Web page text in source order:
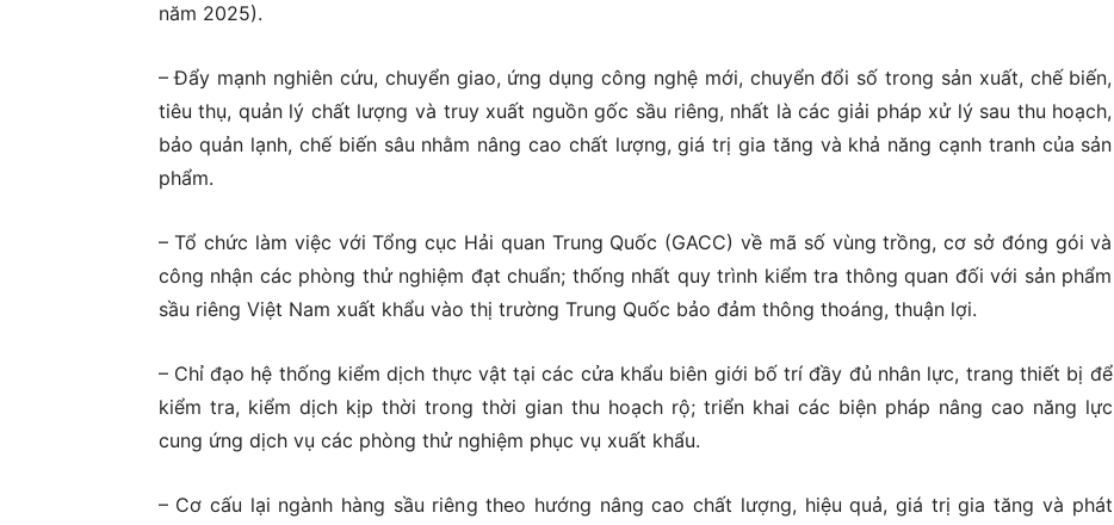
năm 2025).
– Đẩy mạnh nghiên cứu, chuyển giao, ứng dụng công nghệ mới, chuyển đổi số trong sản xuất, chế biến,
tiêu thụ, quản lý chất lượng và truy xuất nguồn gốc sầu riêng, nhất là các giải pháp xử lý sau thu hoạch,
bảo quản lạnh, chế biến sâu nhằm nâng cao chất lượng, giá trị gia tăng và khả năng cạnh tranh của sản
phẩm.
– Tổ chức làm việc với Tổng cục Hải quan Trung Quốc (GACC) về mã số vùng trồng, cơ sở đóng gói và
công nhận các phòng thử nghiệm đạt chuẩn; thống nhất quy trình kiểm tra thông quan đối với sản phẩm
sầu riêng Việt Nam xuất khẩu vào thị trường Trung Quốc bảo đảm thông thoáng, thuận lợi.
– Chỉ đạo hệ thống kiểm dịch thực vật tại các cửa khẩu biên giới bố trí đầy đủ nhân lực, trang thiết bị để
kiểm tra, kiểm dịch kịp thời trong thời gian thu hoạch rộ; triển khai các biện pháp nâng cao năng lực
cung ứng dịch vụ các phòng thử nghiệm phục vụ xuất khẩu.
– Cơ cấu lại ngành hàng sầu riêng theo hướng nâng cao chất lượng, hiệu quả, giá trị gia tăng và phát